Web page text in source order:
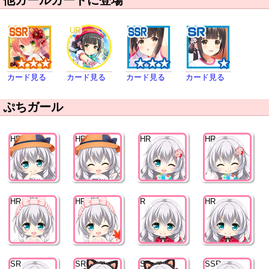
カード見る
UR
カード見る カード見る カード見る
ぷちガール
HR HR HR HR
HR HR R HR
SR SR SR SSR